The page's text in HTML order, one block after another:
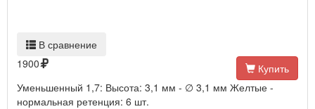
В сравнение
1900
Купить
Уменьшенный 1,7: Высота: 3,1 мм - ∅ 3,1 мм Желтые -
нормальная ретенция: 6 шт.